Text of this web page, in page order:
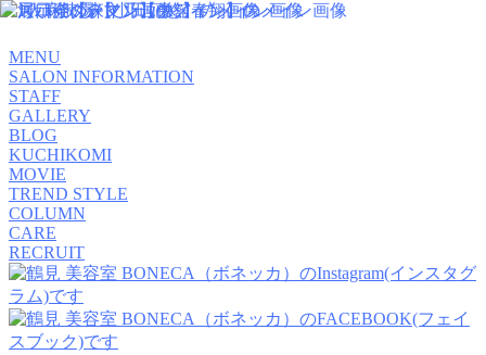
MENU
SALON INFORMATION
STAFF
GALLERY
BLOG
KUCHIKOMI
MOVIE
TREND STYLE
COLUMN
CARE
RECRUIT